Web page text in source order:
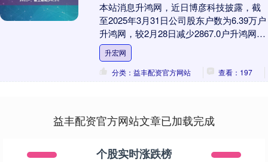
本站消息升鸿网，近日博彦科技披露，截
至2025年3月31日公司股东户数为6.39万户
升鸿网，较2月28日减少2867.0户升鸿网，
减幅为4.3%。户均持股数量由....
升宏网
分类：益丰配资官方网站
查看：197
益丰配资官方网站文章已加载完成
个股实时涨跌榜